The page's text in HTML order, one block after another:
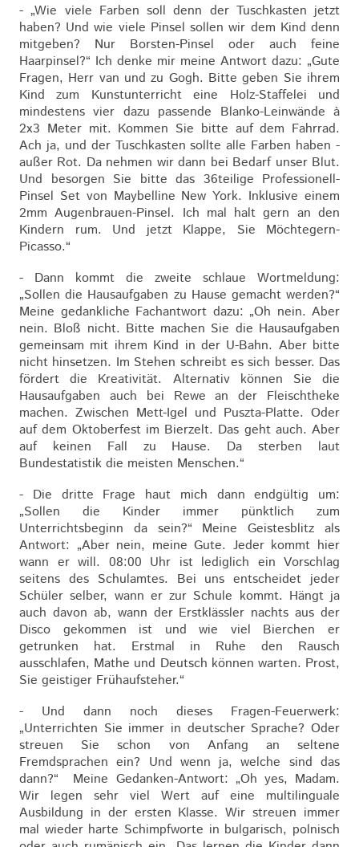
- „Wie viele Farben soll denn der Tuschkasten jetzt
haben? Und wie viele Pinsel sollen wir dem Kind denn
mitgeben? Nur Borsten-Pinsel oder auch feine
Haarpinsel?“ Ich denke mir meine Antwort dazu: „Gute
Fragen, Herr van und zu Gogh. Bitte geben Sie ihrem
Kind zum Kunstunterricht eine Holz-Staffelei und
mindestens vier dazu passende Blanko-Leinwände à
2x3 Meter mit. Kommen Sie bitte auf dem Fahrrad.
Ach ja, und der Tuschkasten sollte alle Farben haben -
außer Rot. Da nehmen wir dann bei Bedarf unser Blut.
Und besorgen Sie bitte das 36teilige Professionell-
Pinsel Set von Maybelline New York. Inklusive einem
2mm Augenbrauen-Pinsel. Ich mal halt gern an den
Kindern rum. Und jetzt Klappe, Sie Möchtegern-
Picasso.“
- Dann kommt die zweite schlaue Wortmeldung:
„Sollen die Hausaufgaben zu Hause gemacht werden?“
Meine gedankliche Fachantwort dazu: „Oh nein. Aber
nein. Bloß nicht. Bitte machen Sie die Hausaufgaben
gemeinsam mit ihrem Kind in der U-Bahn. Aber bitte
nicht hinsetzen. Im Stehen schreibt es sich besser. Das
fördert die Kreativität. Alternativ können Sie die
Hausaufgaben auch bei Rewe an der Fleischtheke
machen. Zwischen Mett-Igel und Puszta-Platte. Oder
auf dem Oktoberfest im Bierzelt. Das geht auch. Aber
auf keinen Fall zu Hause. Da sterben laut
Bundestatistik die meisten Menschen.“
- Die dritte Frage haut mich dann endgültig um:
„Sollen die Kinder immer pünktlich zum
Unterrichtsbeginn da sein?“ Meine Geistesblitz als
Antwort: „Aber nein, meine Gute. Jeder kommt hier
wann er will. 08:00 Uhr ist lediglich ein Vorschlag
seitens des Schulamtes. Bei uns entscheidet jeder
Schüler selber, wann er zur Schule kommt. Hängt ja
auch davon ab, wann der Erstklässler nachts aus der
Disco gekommen ist und wie viel Bierchen er
getrunken hat. Erstmal in Ruhe den Rausch
ausschlafen, Mathe und Deutsch können warten. Prost,
Sie geistiger Frühaufsteher.“
- Und dann noch dieses Fragen-Feuerwerk:
„Unterrichten Sie immer in deutscher Sprache? Oder
streuen Sie schon von Anfang an seltene
Fremdsprachen ein? Und wenn ja, welche sind das
dann?“ Meine Gedanken-Antwort: „Oh yes, Madam.
Wir legen sehr viel Wert auf eine multilinguale
Ausbildung in der ersten Klasse. Wir streuen immer
mal wieder harte Schimpfworte in bulgarisch, polnisch